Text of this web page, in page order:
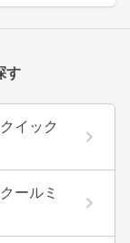
す
イック
ールミ